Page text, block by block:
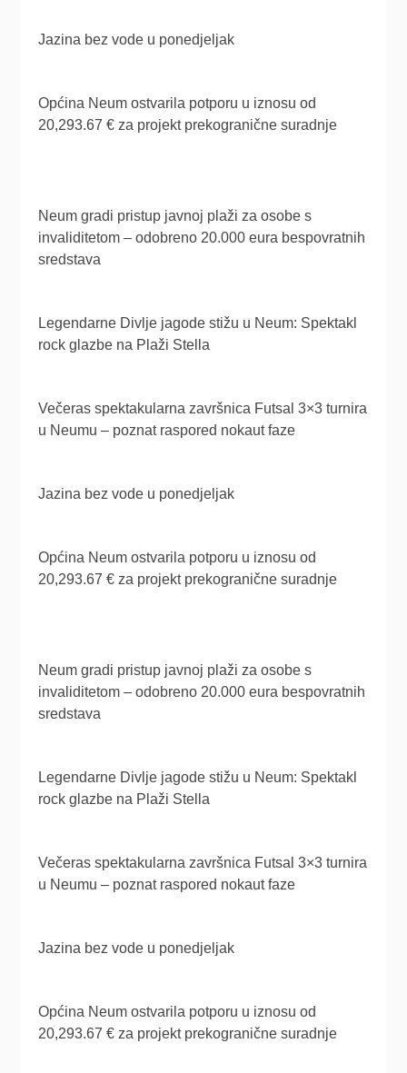
Jazina bez vode u ponedjeljak
Općina Neum ostvarila potporu u iznosu od
20,293.67 € za projekt prekogranične suradnje
Neum gradi pristup javnoj plaži za osobe s
invaliditetom – odobreno 20.000 eura bespovratnih
sredstava
Legendarne Divlje jagode stižu u Neum: Spektakl
rock glazbe na Plaži Stella
Večeras spektakularna završnica Futsal 3×3 turnira
u Neumu – poznat raspored nokaut faze
Jazina bez vode u ponedjeljak
Općina Neum ostvarila potporu u iznosu od
20,293.67 € za projekt prekogranične suradnje
Neum gradi pristup javnoj plaži za osobe s
invaliditetom – odobreno 20.000 eura bespovratnih
sredstava
Legendarne Divlje jagode stižu u Neum: Spektakl
rock glazbe na Plaži Stella
Večeras spektakularna završnica Futsal 3×3 turnira
u Neumu – poznat raspored nokaut faze
Jazina bez vode u ponedjeljak
Općina Neum ostvarila potporu u iznosu od
20,293.67 € za projekt prekogranične suradnje